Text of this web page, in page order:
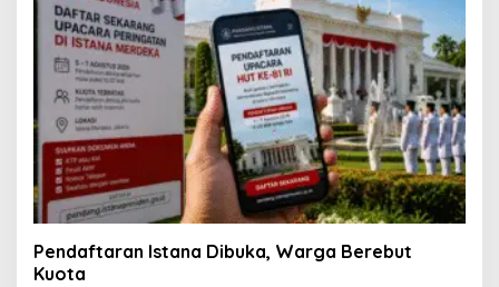
Pendaftaran Istana Dibuka, Warga Berebut
Kuota